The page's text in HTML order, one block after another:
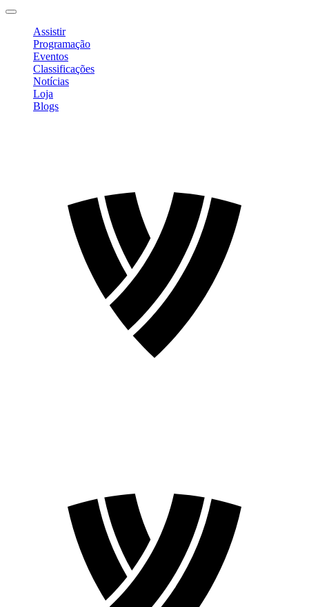
Assistir
Programação
Eventos
Classificações
Notícias
Loja
Blogs